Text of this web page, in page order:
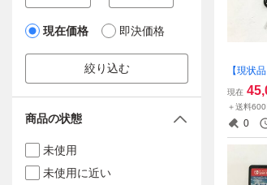
【現状
スリル
ワン美
S 【家
現在
＋送料600
0
現在価格 即決価格
絞り込む
商品の状態
未使用
未使用に近い